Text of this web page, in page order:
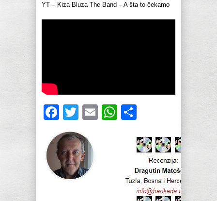
YT – Kiza Bluza The Band – A šta to čekamo
Facebook
Twitter
EmailWhatsApp